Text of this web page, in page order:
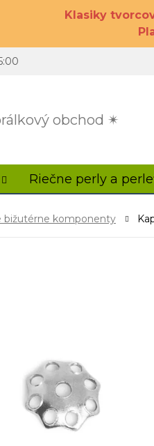
Klasiky
obchod ✴
Riečne perly a
bižutérne komponenty